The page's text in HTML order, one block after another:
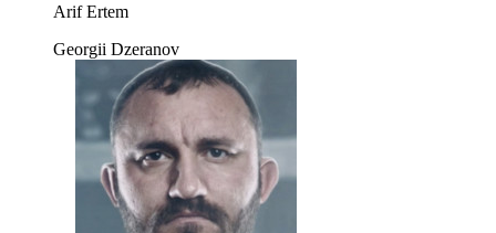
Arif Ertem
Georgii Dzeranov